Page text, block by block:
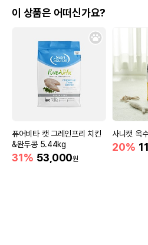
상세 정보
참치,연어,정제수
제품 타입
권장 연령 3개월 이상
* 브랜드사에서 제공한
* 해당 정보는 브랜
상품 필수 정보
품명 및 모델명
이 상품은 어떠신가요?
퓨어비타 캣 그레인프리 치킨
&완두콩 5.44kg
31% 53,000원
사니캣 옥
20%